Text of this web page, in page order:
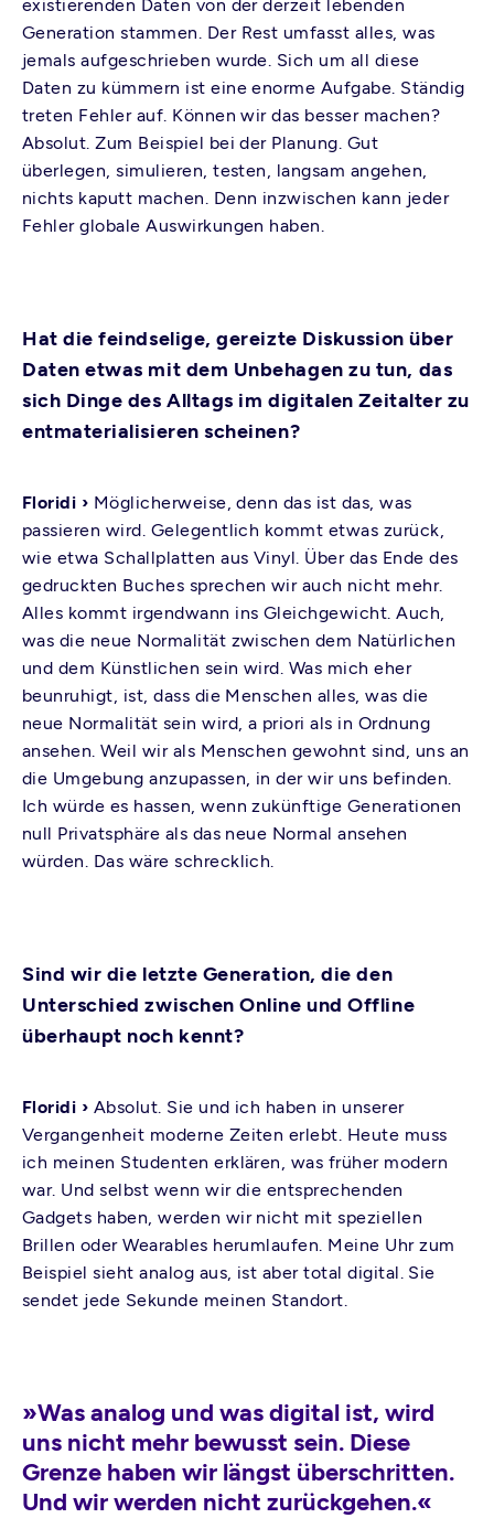
existierenden Daten von der derzeit lebenden
Generation stammen. Der Rest umfasst alles, was
jemals aufgeschrieben wurde. Sich um all diese
Daten zu kümmern ist eine enorme Aufgabe. Ständig
treten Fehler auf. Können wir das besser machen?
Absolut. Zum Beispiel bei der Planung. Gut
überlegen, simulieren, testen, langsam angehen,
nichts kaputt machen. Denn inzwischen kann jeder
Fehler globale Auswirkungen haben.
Hat die feindselige, gereizte Diskussion über
Daten etwas mit dem Unbehagen zu tun, das
sich Dinge des Alltags im digitalen Zeitalter zu
entmaterialisieren scheinen?
Floridi › Möglicherweise, denn das ist das, was
passieren wird. Gelegentlich kommt etwas zurück,
wie etwa Schallplatten aus Vinyl. Über das Ende des
gedruckten Buches sprechen wir auch nicht mehr.
Alles kommt irgendwann ins Gleichgewicht. Auch,
was die neue Normalität zwischen dem Natürlichen
und dem Künstlichen sein wird. Was mich eher
beunruhigt, ist, dass die Menschen alles, was die
neue Normalität sein wird, a priori als in Ordnung
ansehen. Weil wir als Menschen gewohnt sind, uns an
die Umgebung anzupassen, in der wir uns befinden.
Ich würde es hassen, wenn zukünftige Generationen
null Privatsphäre als das neue Normal ansehen
würden. Das wäre schrecklich.
Sind wir die letzte Generation, die den
Unterschied zwischen Online und Offline
überhaupt noch kennt?
Floridi › Absolut. Sie und ich haben in unserer
Vergangenheit moderne Zeiten erlebt. Heute muss
ich meinen Studenten erklären, was früher modern
war. Und selbst wenn wir die entsprechenden
Gadgets haben, werden wir nicht mit speziellen
Brillen oder Wearables herumlaufen. Meine Uhr zum
Beispiel sieht analog aus, ist aber total digital. Sie
sendet jede Sekunde meinen Standort.
»Was analog und was digital ist, wird
uns nicht mehr bewusst sein. Diese
Grenze haben wir längst überschritten.
Und wir werden nicht zurückgehen.«